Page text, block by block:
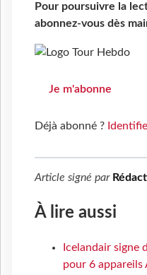
Pour poursuivre la
abonnez-vous dès
Je m'abonne
Déjà abonné ?
Article signé par
À lire aussi
Icelandair signe
pour 6 appareils